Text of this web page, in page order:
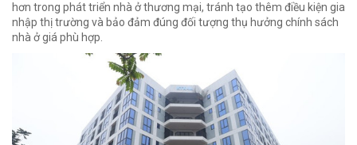
hơn trong phát triển nhà ở thương mại, tránh tạo thêm điều kiện gia
nhập thị trường và bảo đảm đúng đối tượng thụ hưởng chính sách
nhà ở giá phù hợp.